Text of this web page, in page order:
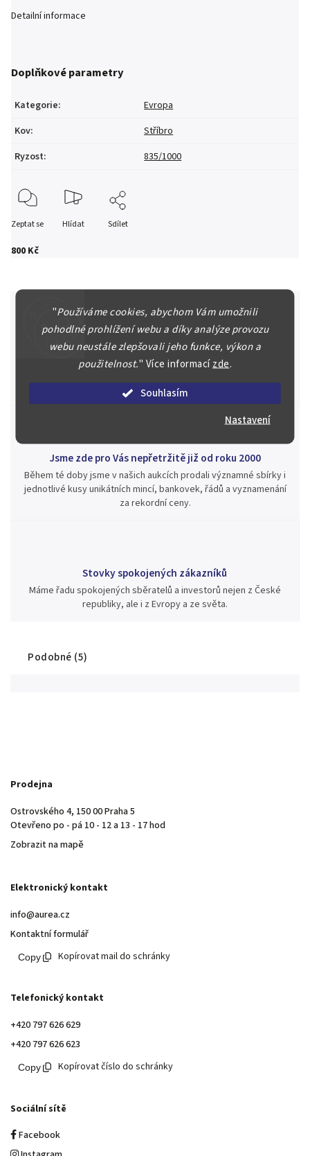
"Používáme cookies, abychom Vám umožnili
pohodlné prohlížení webu a díky analýze provozu
webu neustále zlepšovali jeho funkce, výkon a
použitelnost." Více informacízde.
Souhlasím
Nastavení
800 Kč
Detailní informace
Doplňkové parametry
Kategorie:
Evropa
Kov:
Stříbro
Ryzost: 835/1000
Zeptat se Hlídat Sdílet
Špičkové služby za nejlepší ceny
Náš kolektiv specialistů a znalců se Vám bude plně věnovat.
Posoudíme kvalitu a pravost Vašeho materiálu, prodáme v naší
aukci nebo Vám poradíme kam investovat.
Jsme zde pro Vás nepřetržitě již od roku 2000
Během té doby jsme v našich aukcích prodali významné sbírky i
jednotlivé kusy unikátních mincí, bankovek, řádů a vyznamenání
za rekordní ceny.
Stovky spokojených zákazníků
Máme řadu spokojených sběratelů a investorů nejen z České
republiky, ale i z Evropy a ze světa.
Podobné (5)
Prodejna
Ostrovského 4, 150 00 Praha 5
Otevřeno po - pá 10 - 12 a 13 - 17 hod
Zobrazit na mapě
Elektronický kontakt
info@aurea.cz
Kontaktní formulář
Kopírovat mail do schránky
Telefonický kontakt
+420 797 626 629
+420 797 626 623
Kopírovat číslo do schránky
Sociální sítě
Facebook